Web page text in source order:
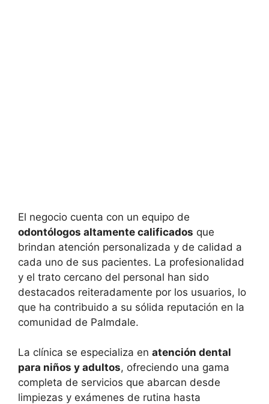
El negocio cuenta con un equipo de
odontólogos altamente calificados que
brindan atención personalizada y de calidad a
cada uno de sus pacientes. La profesionalidad
y el trato cercano del personal han sido
destacados reiteradamente por los usuarios, lo
que ha contribuido a su sólida reputación en la
comunidad de Palmdale.
La clínica se especializa en atención dental
para niños y adultos, ofreciendo una gama
completa de servicios que abarcan desde
limpiezas y exámenes de rutina hasta